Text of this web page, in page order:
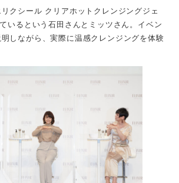
クシール クリアホットクレンジングジェ
いるという石田さんとミッツさん。イベン
しながら、実際に温感クレンジングを体験